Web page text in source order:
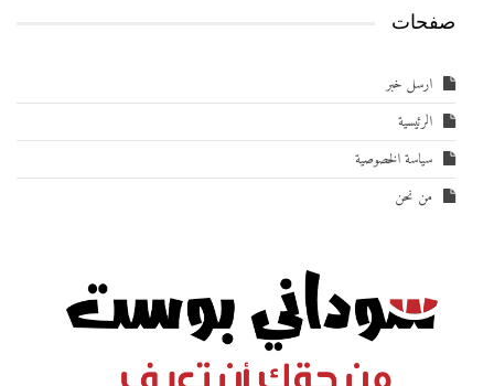
صفحات
ارسل خبر
الرئيسية
سياسة الخصوصية
من نحن